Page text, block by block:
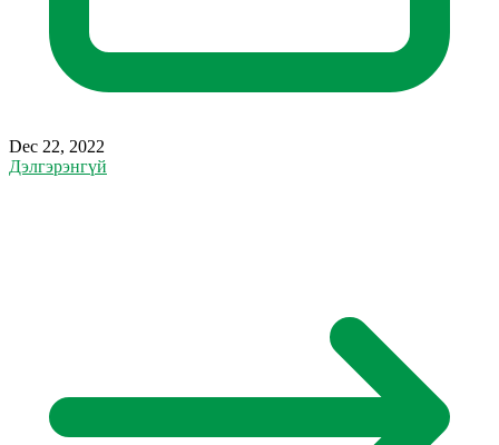
Dec 22, 2022
Дэлгэрэнгүй